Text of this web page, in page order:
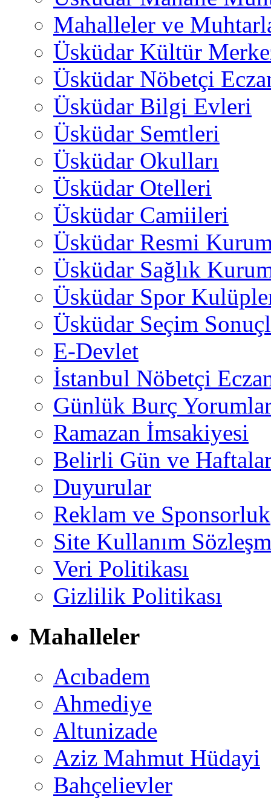
Mahalleler ve
Üsküdar Kültür
Üsküdar Nöbetçi
Üsküdar Bilgi Evleri
Üsküdar Semtleri
Üsküdar Okulları
Üsküdar Otelleri
Üsküdar Camiileri
Üsküdar Resmi
Üsküdar Sağlık
Üsküdar Spor
Üsküdar Seçim
E-Devlet
İstanbul Nöbetçi
Günlük Burç
Ramazan İmsakiyesi
Belirli Gün ve
Duyurular
Reklam ve Sponsorluk
Site Kullanım
Veri Politikası
Gizlilik Politikası
Mahalleler
Acıbadem
Ahmediye
Altunizade
Aziz Mahmut Hüdayi
Bahçelievler